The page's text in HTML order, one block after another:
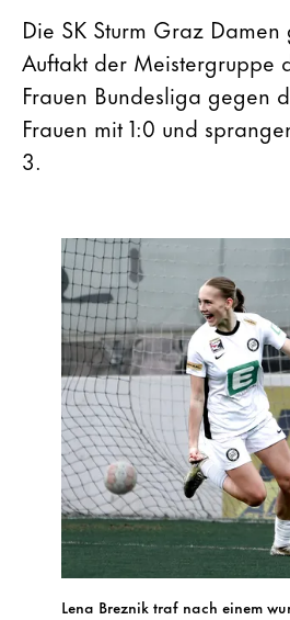
Die SK Sturm Graz
Auftakt der Meistergruppe
Frauen Bundesliga gegen
Frauen mit 1:0 und
3.
Lena Breznik traf nach einem